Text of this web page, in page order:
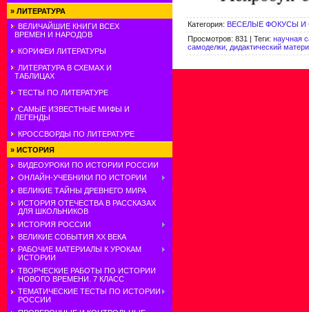
» ЛИТЕРАТУРА
ВЕЛИЧАЙШИЕ КНИГИ ВСЕХ
ВРЕМЕН И НАРОДОВ
КОРИФЕИ ЛИТЕРАТУРЫ
ЛИТЕРАТУРА В СХЕМАХ И
ТАБЛИЦАХ
ТЕСТЫ ПО ЛИТЕРАТУРЕ
САМЫЕ ИЗВЕСТНЫЕ МИФЫ И
ЛЕГЕНДЫ
КРОССВОРДЫ ПО ЛИТЕРАТУРЕ
» ИСТОРИЯ
ВИДЕОУРОКИ ПО ИСТОРИИ РОССИИ
ОНЛАЙН-УЧЕБНИКИ ПО ИСТОРИИ
ВЕЛИКИЕ ТАЙНЫ ДРЕВНЕГО МИРА
ИСТОРИЯ ОТЕЧЕСТВА В РАССКАЗАХ
ДЛЯ ШКОЛЬНИКОВ
ИСТОРИЯ РОССИИ
ВЕЛИКИЕ СОБЫТИЯ ХХ ВЕКА
РАБОЧИЕ МАТЕРИАЛЫ К УРОКАМ
ИСТОРИИ
ТВОРЧЕСКИЕ РАБОТЫ ПО ИСТОРИИ
НОВОГО ВРЕМЕНИ. 7 КЛАСС
ТЕМАТИЧЕСКИЕ ТЕСТЫ ПО ИСТОРИИ
РОССИИ
Категория: ВЕСЕЛЫЕ ФОКУСЫ И
Просмотров: 831 | Теги: научная
самоделки дидактический